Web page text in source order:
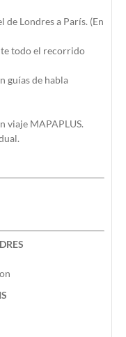
Londres a París. (En
todo el recorrido
guías de habla
viaje MAPAPLUS.